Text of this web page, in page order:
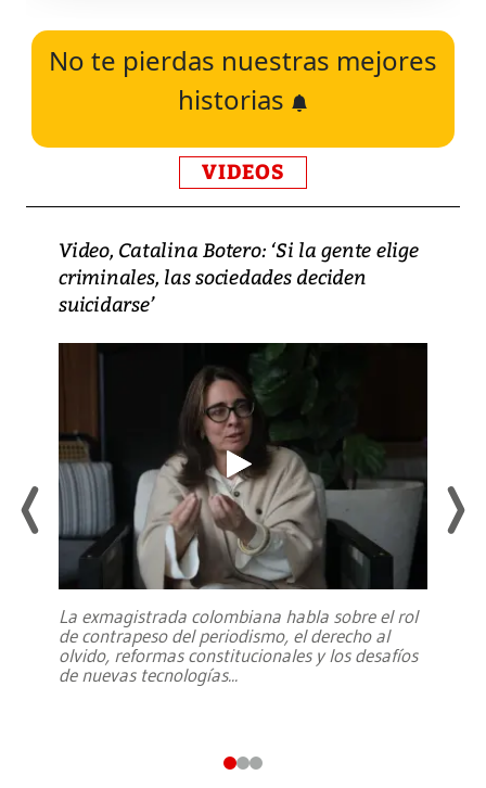
No te pierdas nuestras mejores
historias
VIDEOS
Video, Catalina Botero: ‘Si la gente elige
criminales, las sociedades deciden
suicidarse’
La exmagistrada colombiana habla sobre el rol
de contrapeso del periodismo, el derecho al
olvido, reformas constitucionales y los desafíos
de nuevas tecnologías...